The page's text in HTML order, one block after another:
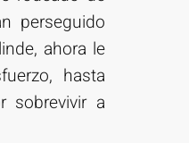
perseguido
ahora le
hasta
sobrevivir a